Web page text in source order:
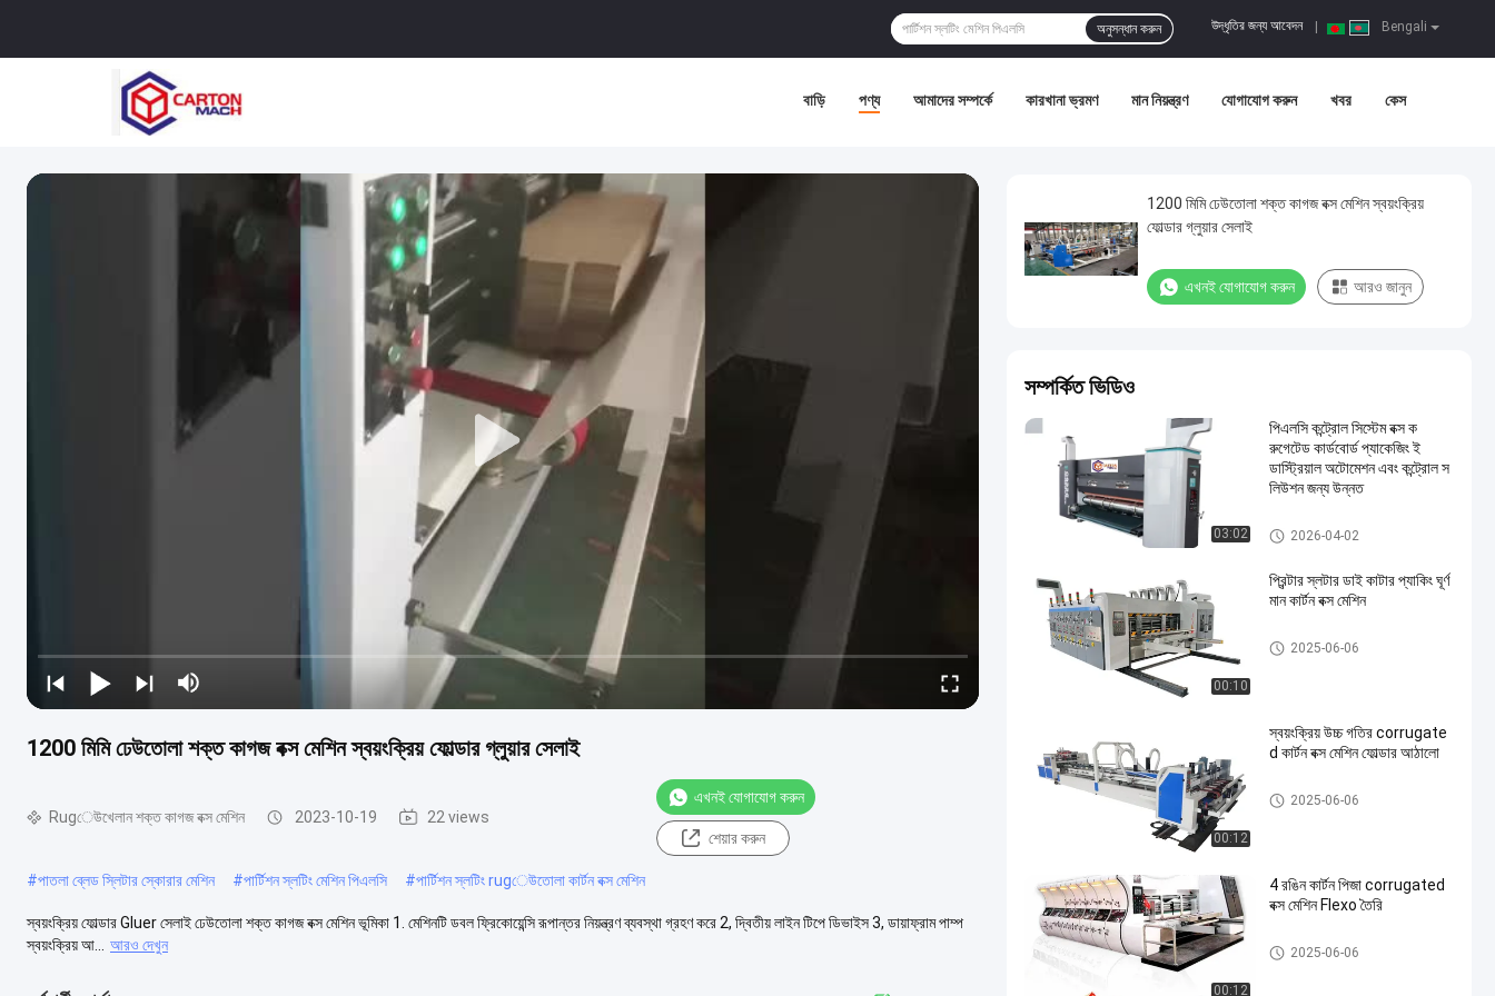
Bengali
উদ্ধৃতির জন্য আবেদন
অনুসন্ধান করুন
বাড়ি পণ্য আমাদের সম্পর্কে কারখানা ভ্রমণ মান নিয়ন্ত্রণ যোগাযোগ করুন খবর কেস
1200 মিমি ঢেউতোলা শক্ত কাগজ বক্স মেশিন স্বয়ংক্রিয় ফোল্ডার গ্লুয়ার সেলাই
Rugেউখেলান শক্ত কাগজ বক্স মেশিন 2023-10-19 22 views
এখনই যোগাযোগ করুন
শেয়ার করুন
#পাতলা ব্লেড স্লিটার স্কোরার মেশিন #পার্টিশন স্লটিং মেশিন পিএলসি #পার্টিশন স্লটিং rugেউতোলা কার্টন বক্স মেশিন
স্বয়ংক্রিয় ফোল্ডার Gluer সেলাই ঢেউতোলা শক্ত কাগজ বক্স মেশিন ভূমিকা 1. মেশিনটি ডবল ফ্রিকোয়েন্সি রূপান্তর নিয়ন্ত্রণ ব্যবস্থা গ্রহণ করে 2, দ্বিতীয় লাইন টিপে ডিভাইস 3, ডায়াফ্রাম পাম্প
স্বয়ংক্রিয় আ...
আরও দেখুন
1200 মিমি ঢেউতোলা শক্ত কাগজ বক্স মেশিন স্বয়ংক্রিয়
ফোল্ডার গ্লুয়ার সেলাই
এখনই যোগাযোগ করুন আরও জানুন
সম্পর্কিত ভিডিও
03:02
পিএলসি কন্ট্রোল সিস্টেম বক্স ক
রুগেটেড কার্ডবোর্ড প্যাকেজিং ই
ন্ডাস্ট্রিয়াল অটোমেশন এবং কন্ট্রোল স
লিউশন জন্য উন্নত
Rugেউখেলান শক্ত কাগজ বক্স মেশিন
2026-04-02
00:10
প্রিন্টার স্লটার ডাই কাটার প্যাকিং ঘূর্ণ
মান কার্টন বক্স মেশিন
Rugেউখেলান শক্ত কাগজ বক্স মেশিন
2025-06-06
00:12
স্বয়ংক্রিয় উচ্চ গতির corrugate
d কার্টন বক্স মেশিন ফোল্ডার আঠালো
Rugেউখেলান শক্ত কাগজ বক্স মেশিন
2025-06-06
00:12
4 রঙিন কার্টন পিজা corrugated
বক্স মেশিন Flexo তৈরি
Rugেউখেলান শক্ত কাগজ বক্স মেশিন
2025-06-06